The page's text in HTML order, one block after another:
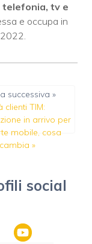
tv e
e occupa in
successiva »
clienti TIM:
in arrivo per
mobile, cosa
cambia »
social